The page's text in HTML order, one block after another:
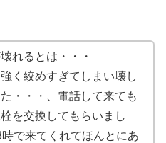
れるとは・・・
く絞めすぎてしまい壊し
・・・、電話して来ても
を交換してもらいまし
で来てくれてほんとにあ